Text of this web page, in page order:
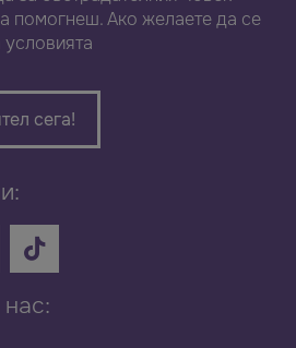
помогнеш. Ако желаете да се
сега!